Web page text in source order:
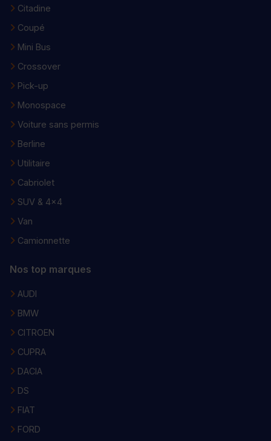
Citadine
Coupé
Mini Bus
Crossover
Pick-up
Monospace
Voiture sans permis
Berline
Utilitaire
Cabriolet
SUV & 4x4
Van
Camionnette
Nos top marques
AUDI
BMW
CITROEN
CUPRA
DACIA
DS
FIAT
FORD